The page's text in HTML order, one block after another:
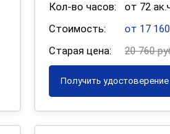
Кол-во часов:
от 72
Стоимость:
от 17
Старая цена:
20 760
Получить удостоверение